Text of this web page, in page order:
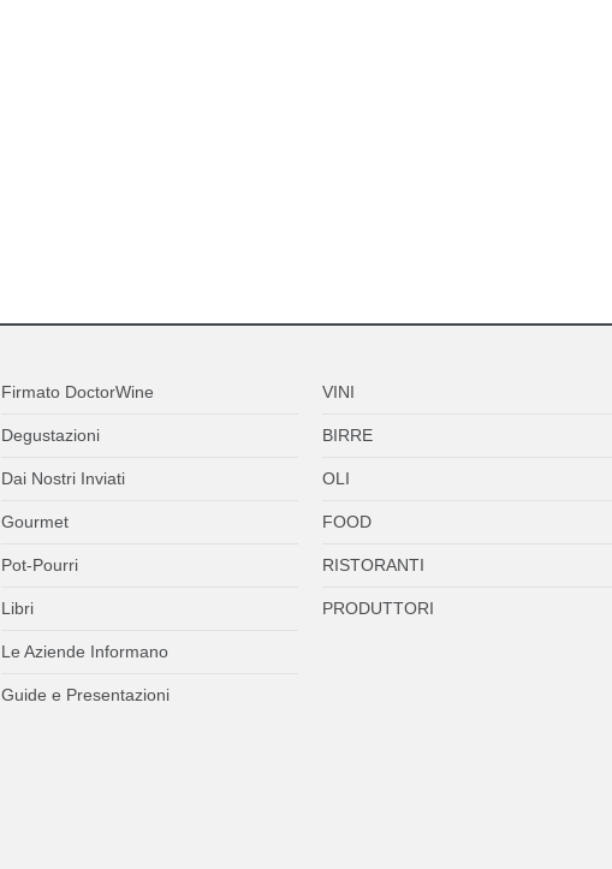
Firmato DoctorWine
Degustazioni
Dai Nostri Inviati
Gourmet
Pot-Pourri
Libri
Le Aziende Informano
Guide e Presentazioni
VINI
BIRRE
OLI
FOOD
RISTORANTI
PRODUTTORI